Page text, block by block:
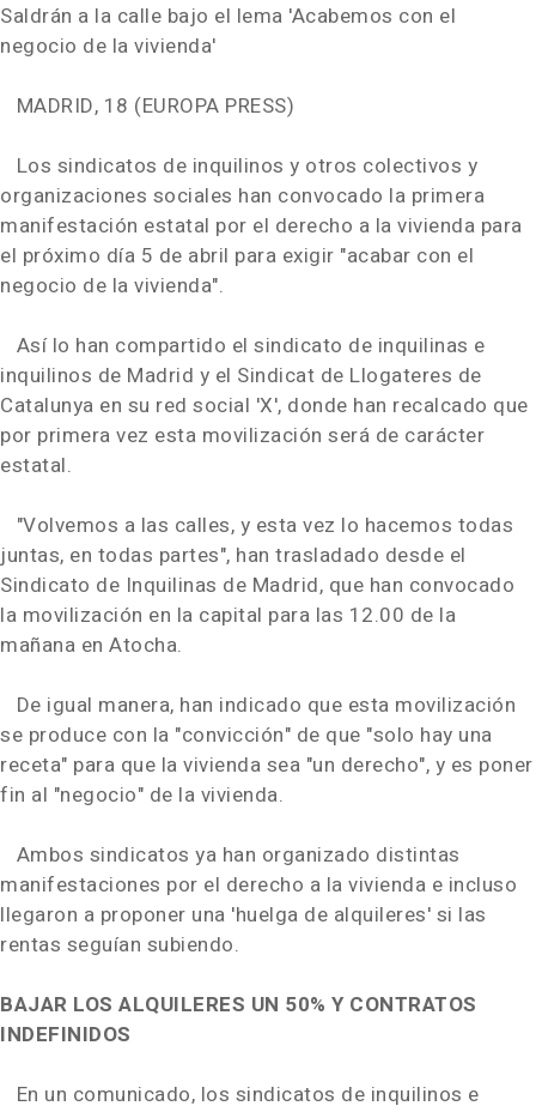
Saldrán a la calle bajo el lema 'Acabemos con el
negocio de la vivienda'
MADRID, 18 (EUROPA PRESS)
Los sindicatos de inquilinos y otros colectivos y
organizaciones sociales han convocado la primera
manifestación estatal por el derecho a la vivienda para
el próximo día 5 de abril para exigir "acabar con el
negocio de la vivienda".
Así lo han compartido el sindicato de inquilinas e
inquilinos de Madrid y el Sindicat de Llogateres de
Catalunya en su red social 'X', donde han recalcado que
por primera vez esta movilización será de carácter
estatal.
"Volvemos a las calles, y esta vez lo hacemos todas
juntas, en todas partes", han trasladado desde el
Sindicato de Inquilinas de Madrid, que han convocado
la movilización en la capital para las 12.00 de la
mañana en Atocha.
De igual manera, han indicado que esta movilización
se produce con la "convicción" de que "solo hay una
receta" para que la vivienda sea "un derecho", y es poner
fin al "negocio" de la vivienda.
Ambos sindicatos ya han organizado distintas
manifestaciones por el derecho a la vivienda e incluso
llegaron a proponer una 'huelga de alquileres' si las
rentas seguían subiendo.
BAJAR LOS ALQUILERES UN 50% Y CONTRATOS
INDEFINIDOS
En un comunicado, los sindicatos de inquilinos e